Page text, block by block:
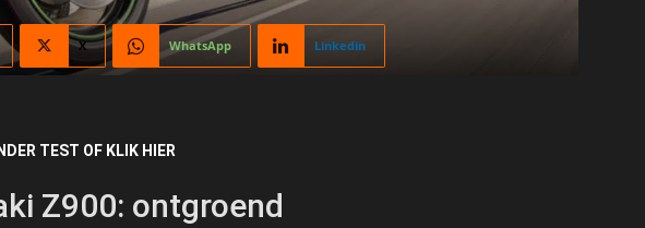
X WhatsApp Linkedin
TEST OF KLIK HIER
Z900: ontgroend